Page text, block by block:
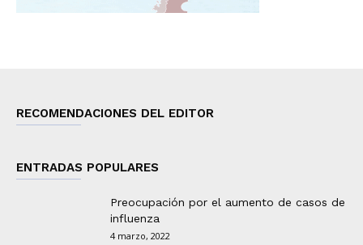
RECOMENDACIONES DEL EDITOR
ENTRADAS POPULARES
Preocupación por el aumento de casos de
influenza
4 marzo, 2022